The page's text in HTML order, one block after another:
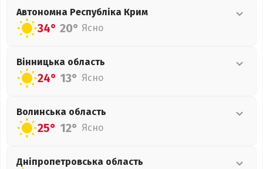
Автономна Республіка Крим
34° 20° Ясно
Вінницька область
24° 13° Ясно
Волинська область
25° 12° Ясно
Дніпропетровська область